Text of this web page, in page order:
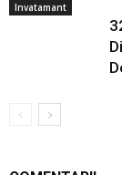
Invatamant